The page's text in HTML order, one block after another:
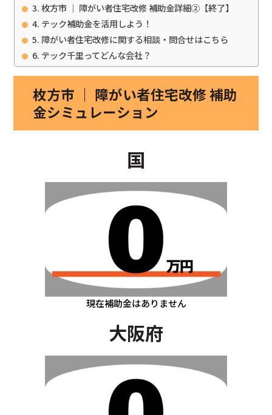
枚方市 ｜ 障がい者住宅改修 補助金詳細②【終了】
テック補助金を活用しよう！
障がい者住宅改修に関する相談・問合せはこちら
テック千里ってどんな会社？
枚方市 ｜ 障がい者住宅改修 補助
金シミュレーション
国
現在補助金はありません
大阪府